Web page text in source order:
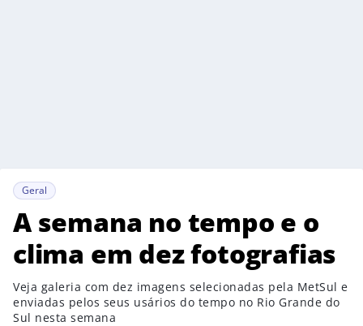
Geral
A semana no tempo e o
clima em dez fotografias
Veja galeria com dez imagens selecionadas pela MetSul e
enviadas pelos seus usários do tempo no Rio Grande do
Sul nesta semana